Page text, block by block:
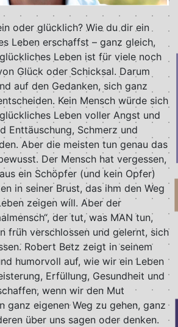
oder glücklich? Wie du dir ein
Leben erschaffst – ganz gleich,
Leben ist für viele noch
Glück oder Schicksal. Darum
auf den Gedanken, sich ganz
Kein Mensch würde sich
Leben voller Angst und
Enttäuschung, Schmerz und
Aber die meisten tun genau das
Der Mensch hat vergessen,
ein Schöpfer (und kein Opfer)
in seiner Brust, das ihm den Weg
zeigen will. Aber der
der tut, was MAN tun,
früh verschlossen und gelernt, sich
Robert Betz zeigt in seinem
humorvoll auf, wie wir ein Leben
Erfüllung, Gesundheit und
wenn wir den Mut
ganz eigenen Weg zu gehen, ganz
über uns sagen oder denken.